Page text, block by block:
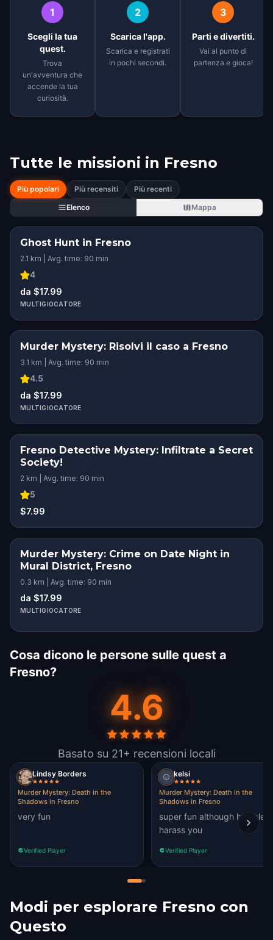
1
Scegli la tua
quest.
Trova
un'avventura che
accende la tua
curiosità.
2
Scarica l'app.
Scarica e registrati
in pochi secondi.
3
Parti e divertiti.
Vai al punto di
partenza e gioca!
Tutte le missioni in Fresno
Più popolari Più recensiti
Più recenti
Elenco
Mappa
Ghost Hunt in Fresno
2.1 km | Avg. time: 90 min
4
da $17.99
MULTIGIOCATORE
Murder Mystery: Risolvi il caso a Fresno
3.1 km | Avg. time: 90 min
4.5
da $17.99
MULTIGIOCATORE
Fresno Detective Mystery: Infiltrate a Secret
Society!
2 km | Avg. time: 90 min
5
$7.99
Murder Mystery: Crime on Date Night in
Mural District, Fresno
0.3 km | Avg. time: 90 min
da $17.99
MULTIGIOCATORE
Cosa dicono le persone sulle quest a
Fresno?
4.6
Basato su 21+ recensioni locali
Lindsy Borders
Murder Mystery: Death in the
Shadows in Fresno
very fun
Verified Player
kelsi
Murder Mystery: Death in the
Shadows in Fresno
super fun although homeless
harass you
Verified Player
Modi per esplorare Fresno con
Questo